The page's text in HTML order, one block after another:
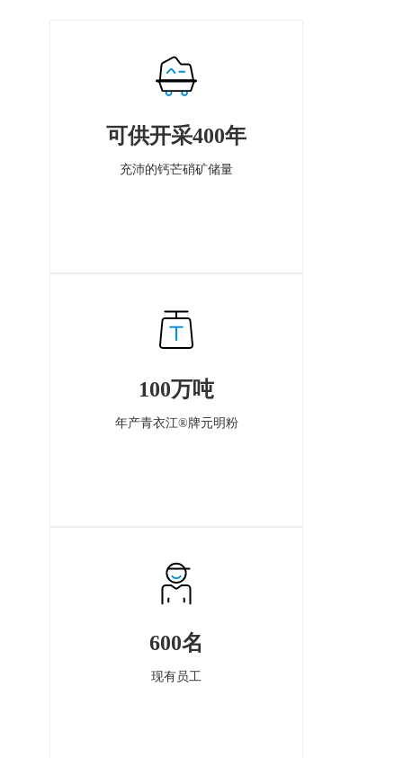
可供开采400年
充沛的钙芒硝矿储量
100万吨
年产青衣江®牌元明粉
600名
现有员工